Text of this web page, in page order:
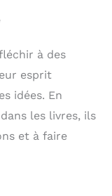
à des
esprit
idées. En
les livres, ils
et à faire